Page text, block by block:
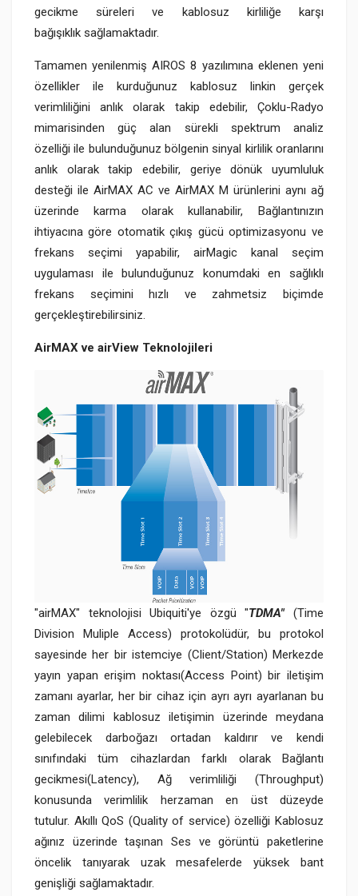
gecikme süreleri ve kablosuz kirliliğe karşı
bağışıklık sağlamaktadır.
Tamamen yenilenmiş AIROS 8 yazılımına eklenen yeni
özellikler ile kurduğunuz kablosuz linkin gerçek
verimliliğini anlık olarak takip edebilir, Çoklu-Radyo
mimarisinden güç alan sürekli spektrum analiz
özelliği ile bulunduğunuz bölgenin sinyal kirlilik oranlarını
anlık olarak takip edebilir, geriye dönük uyumluluk
desteği ile AirMAX AC ve AirMAX M ürünlerini aynı ağ
üzerinde karma olarak kullanabilir, Bağlantınızın
ihtiyacına göre otomatik çıkış gücü optimizasyonu ve
frekans seçimi yapabilir, airMagic kanal seçim
uygulaması ile bulunduğunuz konumdaki en sağlıklı
frekans seçimini hızlı ve zahmetsiz biçimde
gerçekleştirebilirsiniz.
AirMAX ve airView Teknolojileri
"airMAX" teknolojisi Ubiquiti'ye özgü "TDMA"(Time
Division Muliple Access) protokolüdür, bu protokol
sayesinde her bir istemciye (Client/Station) Merkezde
yayın yapan erişim noktası(Access Point) bir iletişim
zamanı ayarlar, her bir cihaz için ayrı ayrı ayarlanan bu
zaman dilimi kablosuz iletişimin üzerinde meydana
gelebilecek darboğazı ortadan kaldırır ve kendi
sınıfındaki tüm cihazlardan farklı olarak Bağlantı
gecikmesi(Latency), Ağ verimliliği (Throughput)
konusunda verimlilik herzaman en üst düzeyde
tutulur. Akıllı QoS (Quality of service) özelliği Kablosuz
ağınız üzerinde taşınan Ses ve görüntü paketlerine
öncelik tanıyarak uzak mesafelerde yüksek bant
genişliği sağlamaktadır.